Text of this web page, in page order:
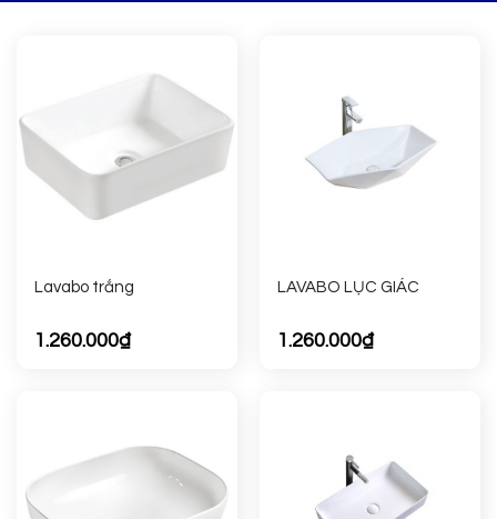
Lavabo trắng
1.260.000₫
LAVABO LỤC GIÁC
1.260.000₫